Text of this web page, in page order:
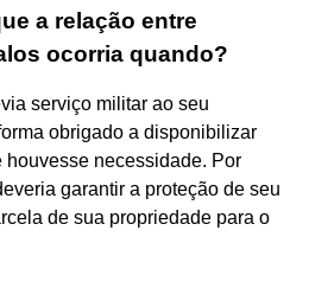
a relação entre
ocorria quando?
serviço militar ao seu
obrigado a disponibilizar
houvesse necessidade. Por
garantir a proteção de seu
de sua propriedade para o